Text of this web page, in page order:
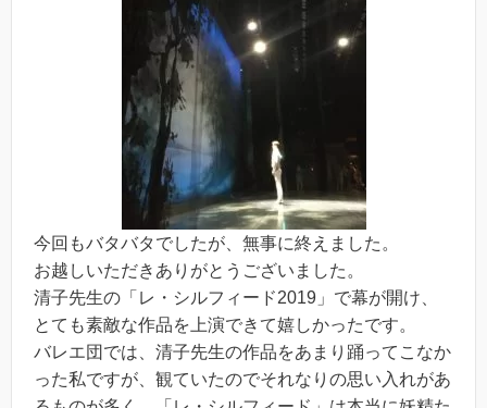
今回もバタバタでしたが、無事に終えました。
お越しいただきありがとうございました。
清子先生の「レ・シルフィード2019」で幕が開け、
とても素敵な作品を上演できて嬉しかったです。
バレエ団では、清子先生の作品をあまり踊ってこなか
った私ですが、観ていたのでそれなりの思い入れがあ